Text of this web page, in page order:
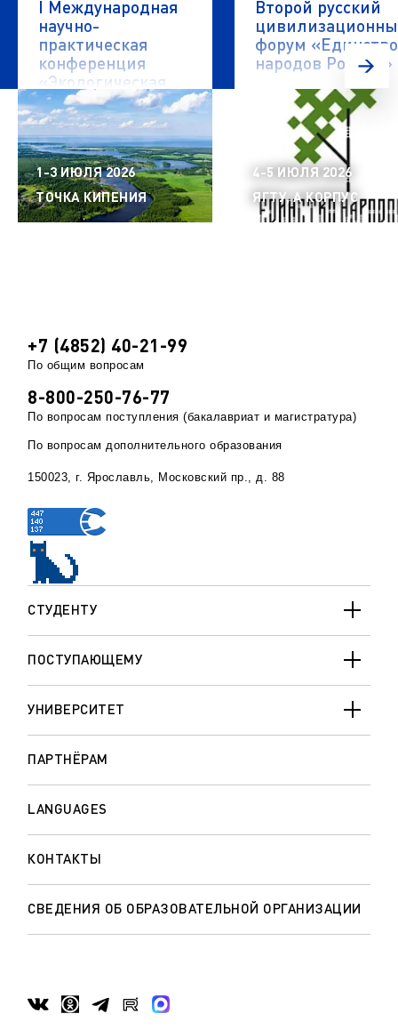
I Международная
научно-
практическая
конференция
«Экологическая
безопасность
водных объектов»
1-3 ИЮЛЯ 2026
ТОЧКА КИПЕНИЯ
Второй русский
форум «Единство
народов России»
4-5 ИЮЛЯ 2026
ЯГТУ, А КОРПУС
СТУДЕНТУ
ПОСТУПАЮЩЕМУ
УНИВЕРСИТЕТ
ПАРТНЁРАМ
LANGUAGES
КОНТАКТЫ
СВЕДЕНИЯ ОБ ОБРАЗОВАТЕЛЬНОЙ ОРГАНИЗАЦИИ
+7 (4852) 40-21-99
По общим вопросам
8-800-250-76-77
По вопросам поступления (бакалавриат и магистратура)
По вопросам дополнительного образования
150023, г. Ярославль, Московский пр., д. 88